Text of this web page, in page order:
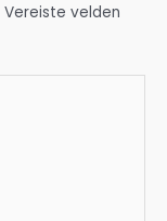
Vereiste velden